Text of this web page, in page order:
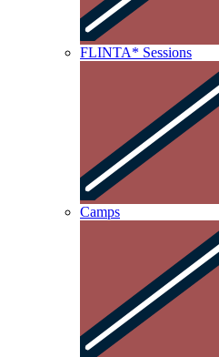
FLINTA* Sessions
Camps